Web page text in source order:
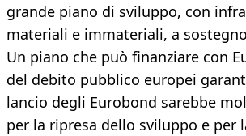
grande piano di sviluppo, con
materiali e immateriali, a
Un piano che può finanziare con
del debito pubblico europei
lancio degli Eurobond sarebbe
per la ripresa dello sviluppo e per